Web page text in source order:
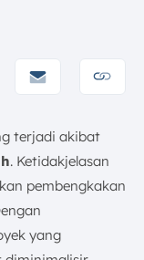
Utama
Struktur
terjadi akibat
. Ketidakjelasan
pembengkakan
yang